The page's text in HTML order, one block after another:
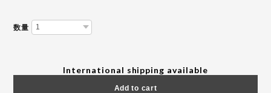
数量
International shipping available
Add to cart